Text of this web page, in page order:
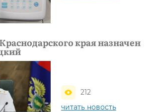
края назначен
212
читать новость